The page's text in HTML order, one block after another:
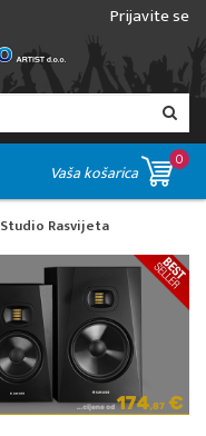
Prijavite se
Vaša košarica
0
Studio Rasvijeta